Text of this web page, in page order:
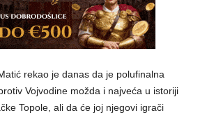
rekao je danas da je polufinalna
Vojvodine možda i najveća u istoriji
Topole, ali da će joj njegovi igrači